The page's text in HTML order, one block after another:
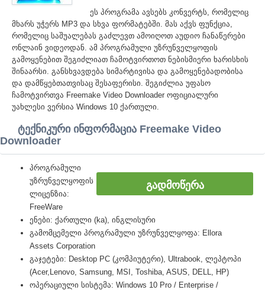
ეს პროგრამა ავსებს კონვერტს, რომელიც
მხარს უჭერს MP3 და სხვა ფორმატებში. მას აქვს ფუნქცია,
რომელიც საშუალებას გაძლევთ ამოიღოთ აუდიო ჩანაწერები
ონლაინ ვიდეოდან. ამ პროგრამული უზრუნველყოფის
გამოყენებით შეგიძლიათ ჩამოტვირთოთ ნებისმიერი ხარისხის
შინაარსი. განსხვავდება სიმარტივისა და გამოყენებადობისა
და დამწყებთათვისაც შესაფერისი. შეგიძლია უფასო
ჩამოტვირთვა Freemake Video Downloader ოფიციალური
უახლესი ვერსია Windows 10 ქართული.
ტექნიკური ინფორმაცია Freemake Video
Downloader
ᲒᲐᲓᲛᲝᲬᲔᲠᲐ
პროგრამული
უზრუნველყოფის
ლიცენზია:
FreeWare
ენები: ქართული (ka), ინგლისური
გამომცემელი პროგრამული უზრუნველყოფა: Ellora
Assets Corporation
გაჯეტები: Desktop PC (კომპიუტერი), Ultrabook, ლეპტოპი
(Acer,Lenovo, Samsung, MSI, Toshiba, ASUS, DELL, HP)
ოპერაციული სისტემა: Windows 10 Pro / Enterprise /